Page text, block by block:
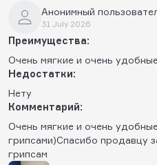
Анонимный
31 July 2026
Преимущества:
Очень мягкие и очень
Недостатки:
Нету
Комментарий:
Очень мягкие и очень
грипсами)Спасибо продавцу
грипсам